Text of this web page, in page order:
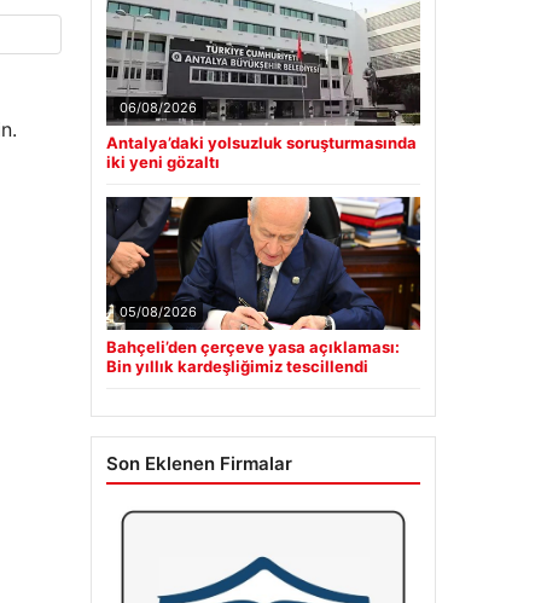
06/08/2026
Antalya’daki yolsuzluk soruşturmasında
iki yeni gözaltı
05/08/2026
Bahçeli’den çerçeve yasa açıklaması:
Bin yıllık kardeşliğimiz tescillendi
Son Eklenen Firmalar